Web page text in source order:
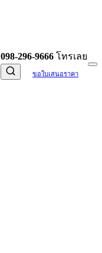
098-296-9666 โทรเลย
ขอใบเสนอราคา